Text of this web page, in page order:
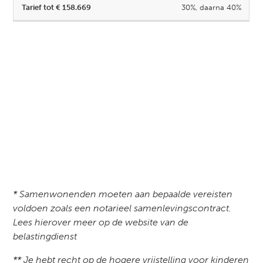
30%, daarna 40%
* Samenwonenden moeten aan bepaalde vereisten
voldoen zoals een notarieel samenlevingscontract.
Lees hierover meer op de website van de
belastingdienst
** Je hebt recht op de hogere vrijstelling voor kinderen